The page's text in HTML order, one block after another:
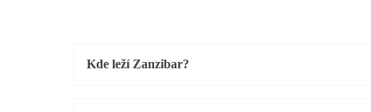
Kde leží Zanzibar?